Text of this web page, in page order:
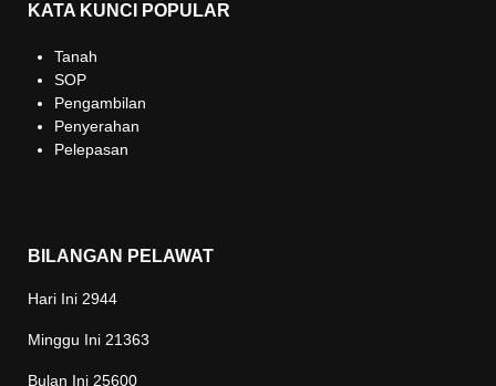
KATA KUNCI POPULAR
Tanah
SOP
Pengambilan
Penyerahan
Pelepasan
BILANGAN PELAWAT
Hari Ini 2944
Minggu Ini 21363
Bulan Ini 25600